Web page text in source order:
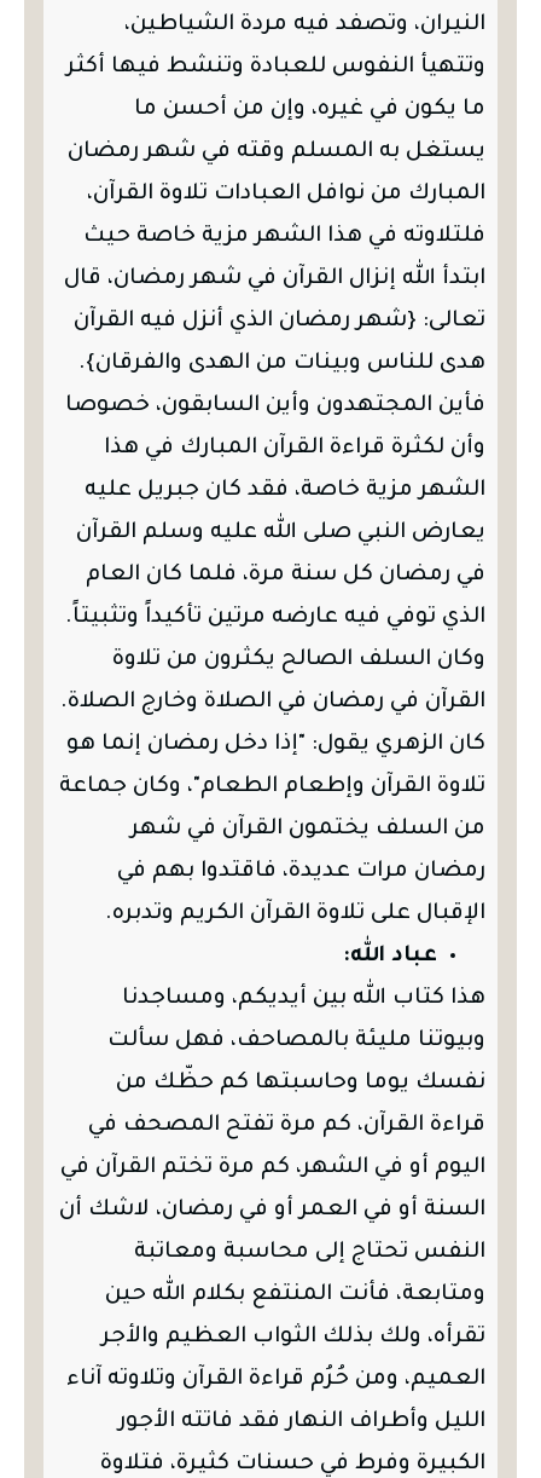
النيران، وتصفد فيه مردة الشياطين،
وتتهيأ النفوس للعبادة وتنشط فيها أكثر
ما يكون في غيره، وإن من أحسن ما
يستغل به المسلم وقته في شهر رمضان
المبارك من نوافل العبادات تلاوة القرآن،
فلتلاوته في هذا الشهر مزية خاصة حيث
ابتدأ الله إنزال القرآن في شهر رمضان، قال
تعالى: {شهر رمضان الذي أنزل فيه القرآن
هدى للناس وبينات من الهدى والفرقان}.
فأين المجتهدون وأين السابقون، خصوصا
وأن لكثرة قراءة القرآن المبارك في هذا
الشهر مزية خاصة، فقد كان جبريل عليه
يعارض النبي صلى الله عليه وسلم القرآن
في رمضان كل سنة مرة، فلما كان العام
الذي توفي فيه عارضه مرتين تأكيداً وتثبيتاً.
وكان السلف الصالح يكثرون من تلاوة
القرآن في رمضان في الصلاة وخارج الصلاة.
كان الزهري يقول: "إذا دخل رمضان إنما هو
تلاوة القرآن وإطعام الطعام"، وكان جماعة
من السلف يختمون القرآن في شهر
رمضان مرات عديدة، فاقتدوا بهم في
الإقبال على تلاوة القرآن الكريم وتدبره.
عباد الله:
هذا كتاب الله بين أيديكم، ومساجدنا
وبيوتنا مليئة بالمصاحف، فهل سألت
نفسك يوما وحاسبتها كم حظّك من
قراءة القرآن، كم مرة تفتح المصحف في
اليوم أو في الشهر، كم مرة تختم القرآن في
السنة أو في العمر أو في رمضان، لاشك أن
النفس تحتاج إلى محاسبة ومعاتبة
ومتابعة، فأنت المنتفع بكلام الله حين
تقرأه، ولك بذلك الثواب العظيم والأجر
العميم، ومن حُرُم قراءة القرآن وتلاوته آناء
الليل وأطراف النهار فقد فاتته الأجور
الكبيرة وفرط في حسنات كثيرة، فتلاوة